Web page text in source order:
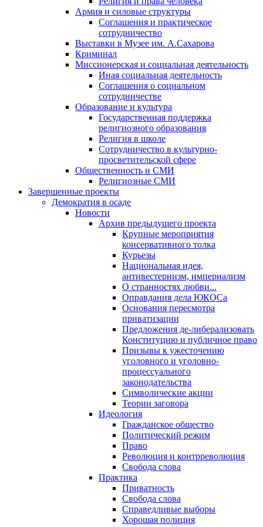
Армия и силовые структуры
Соглашения и практическое
сотрудничество
Выставки в Музее им. А.Сахарова
Криминал
Миссионерская и социальная деятельность
Иная социальная деятельность
Соглашения о социальном
сотрудничестве
Образование и культура
Государственная поддержка
религиозного образования
Религия в школе
Сотрудничество в культурно-
просветительской сфере
Общественность и СМИ
Религиозные СМИ
Завершенные проекты
Демократия в осаде
Новости
Архив предыдущего проекта
Крупные мероприятия
консервативного толка
Курьезы
Национальная идея,
антивестернизм, империализм
О странностях любви...
Оправдания дела ЮКОСа
Основания пересмотра
приватизации
Предложения де-либерализовать
Конституцию и публичное право
Призывы к ужесточению
уголовного и уголовно-
процессуального
законодательства
Символические акции
Теории заговора
Идеология
Гражданское общество
Политический режим
Право
Революция и контрреволюция
Свобода слова
Практика
Приватность
Свобода слова
Справедливые выборы
Хорошая полиция